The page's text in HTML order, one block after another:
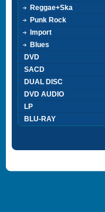
Reggae+Ska
Punk Rock
Import
Blues
DVD
SACD
DUAL DISC
DVD AUDIO
LP
BLU-RAY